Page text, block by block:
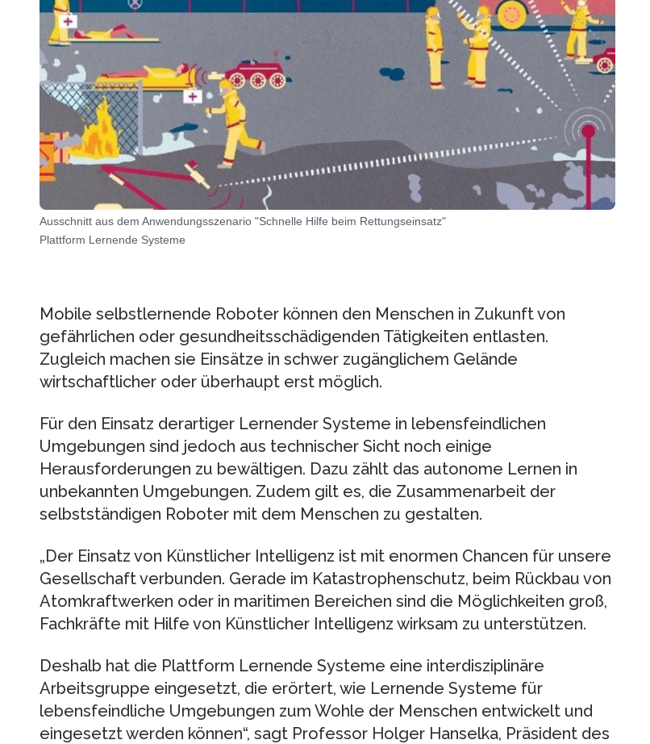
Ausschnitt aus dem Anwendungsszenario "Schnelle Hilfe beim Rettungseinsatz"
Plattform Lernende Systeme
Mobile selbstlernende Roboter können den Menschen in Zukunft von
gefährlichen oder gesundheitsschädigenden Tätigkeiten entlasten.
Zugleich machen sie Einsätze in schwer zugänglichem Gelände
wirtschaftlicher oder überhaupt erst möglich.
Für den Einsatz derartiger Lernender Systeme in lebensfeindlichen
Umgebungen sind jedoch aus technischer Sicht noch einige
Herausforderungen zu bewältigen. Dazu zählt das autonome Lernen in
unbekannten Umgebungen. Zudem gilt es, die Zusammenarbeit der
selbstständigen Roboter mit dem Menschen zu gestalten.
„Der Einsatz von Künstlicher Intelligenz ist mit enormen Chancen für unsere
Gesellschaft verbunden. Gerade im Katastrophenschutz, beim Rückbau von
Atomkraftwerken oder in maritimen Bereichen sind die Möglichkeiten groß,
Fachkräfte mit Hilfe von Künstlicher Intelligenz wirksam zu unterstützen.
Deshalb hat die Plattform Lernende Systeme eine interdisziplinäre
Arbeitsgruppe eingesetzt, die erörtert, wie Lernende Systeme für
lebensfeindliche Umgebungen zum Wohle der Menschen entwickelt und
eingesetzt werden können“, sagt Professor Holger Hanselka, Präsident des